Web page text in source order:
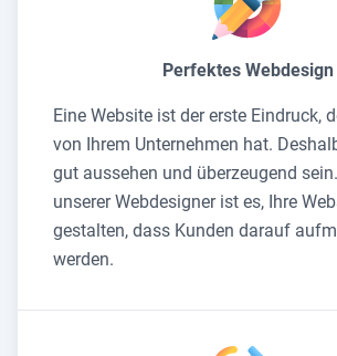
Perfektes Webdesign
Eine Website ist der erste Eindruck,
von Ihrem Unternehmen hat.
gut aussehen und überzeugend
unserer Webdesigner ist es, Ihre
gestalten, dass Kunden darauf
werden.